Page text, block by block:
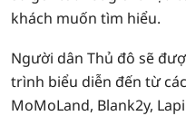
khách muốn tìm hiểu.
Người dân Thủ đô sẽ
trình biểu diễn đến từ
MoMoLand, Blank2y,